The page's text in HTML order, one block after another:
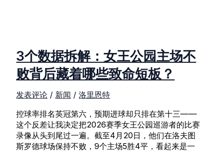
3个数据拆解：女王公园主场不
败背后藏着哪些致命短板？
发表评论 / 新闻 /洛里恩特
控球率排名英冠第六，预期进球却只排在第十三——
这个反差让我决定把2026赛季女王公园巡游者的比赛
录像从头到尾过一遍。截至4月20日，他们在洛夫图
斯罗德球场保持不败，9个主场5胜4平，看起来是一